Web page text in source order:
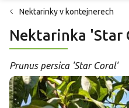
Nektarinky v kontejnerech
Nektarinka 'Star
Prunus persica 'Star Coral'